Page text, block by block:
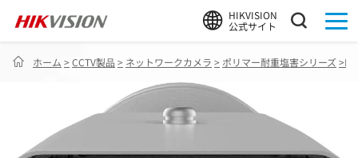
HIKVISION
公式サイト
ホーム >CCTV製品 > ネットワークカメラ > ポリマー耐重塩害シリーズ>